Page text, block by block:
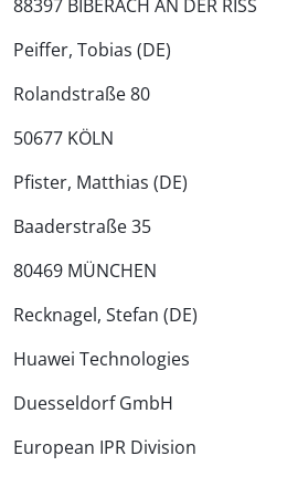
88397 BIBERACH AN DER RISS
Peiffer, Tobias (DE)
Rolandstraße 80
50677 KÖLN
Pfister, Matthias (DE)
Baaderstraße 35
80469 MÜNCHEN
Recknagel, Stefan (DE)
Huawei Technologies
Duesseldorf GmbH
European IPR Division